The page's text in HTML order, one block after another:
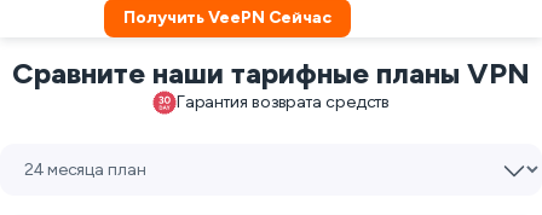
Получить VeePN Сейчас
Сравните наши тарифные планы VPN
Гарантия возврата средств